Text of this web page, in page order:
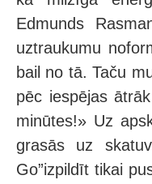
Edmunds
uztraukumu
bail no tā. Taču
pēc iespējas
minūtes!» Uz
grasās uz
Go”izpildīt tikai